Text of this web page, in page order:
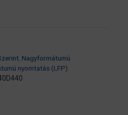
Nagyformátumú
nyomtatás (LFP)